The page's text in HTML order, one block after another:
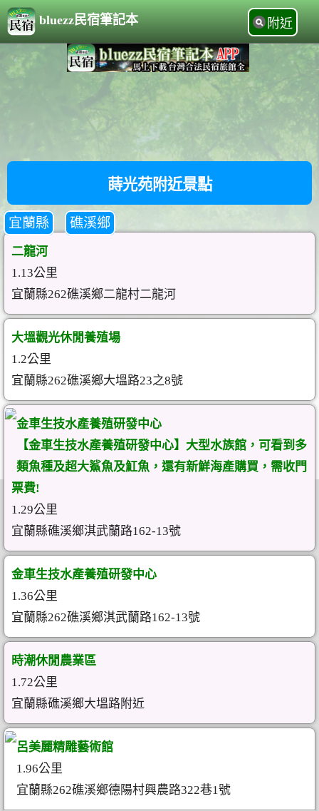
bluezz民宿筆記本 附近
蒔光苑附近景點
宜蘭縣 礁溪鄉
二龍河
1.13公里
宜蘭縣262礁溪鄉二龍村二龍河
大塭觀光休閒養殖場
1.2公里
宜蘭縣262礁溪鄉大塭路23之8號
金車生技水產養殖研發中心
【金車生技水產養殖研發中心】大型水族館，可看到多
類魚種及超大鯊魚及魟魚，還有新鮮海產購買，需收門
票費!
1.29公里
宜蘭縣礁溪鄉淇武蘭路162-13號
金車生技水產養殖研發中心
1.36公里
宜蘭縣262礁溪鄉淇武蘭路162-13號
時潮休閒農業區
1.72公里
宜蘭縣礁溪鄉大塭路附近
呂美麗精雕藝術館
1.96公里
宜蘭縣262礁溪鄉德陽村興農路322巷1號